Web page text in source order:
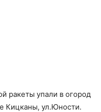
ракеты упали в огород
Кицканы, ул.Юности.